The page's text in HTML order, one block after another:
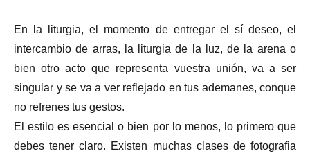
En la liturgia, el momento de entregar el sí deseo, el
intercambio de arras, la liturgia de la luz, de la arena o
bien otro acto que representa vuestra unión, va a ser
singular y se va a ver reflejado en tus ademanes, conque
no refrenes tus gestos.
El estilo es esencial o bien por lo menos, lo primero que
debes tener claro. Existen muchas clases de fotografia